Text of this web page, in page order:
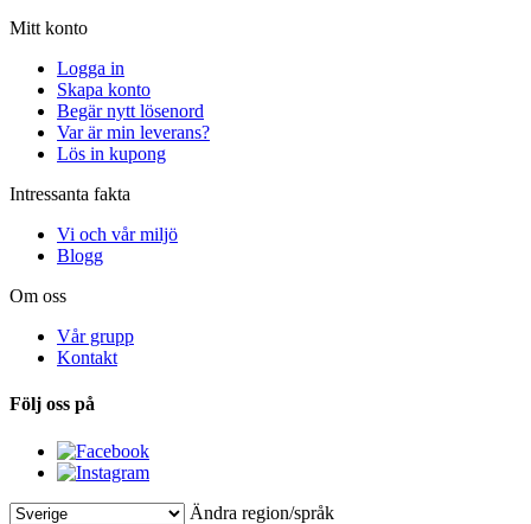
Mitt konto
Logga in
Skapa konto
Begär nytt lösenord
Var är min leverans?
Lös in kupong
Intressanta fakta
Vi och vår miljö
Blogg
Om oss
Vår grupp
Kontakt
Följ oss på
Ändra region/språk